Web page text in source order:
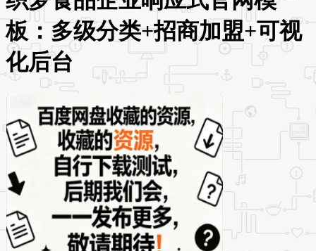
板：多级分类+招商加盟+可视
化后台